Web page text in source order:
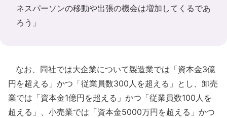
ネスパーソンの移動や出張の機会は増加してくるであ
ろう」
なお、同社では大企業について製造業では「資本金3億
円を超える」かつ「従業員数300人を超える」とし、卸売
業では「資本金1億円を超える」かつ「従業員数100人を
超える」、小売業では「資本金5000万円を超える」かつ